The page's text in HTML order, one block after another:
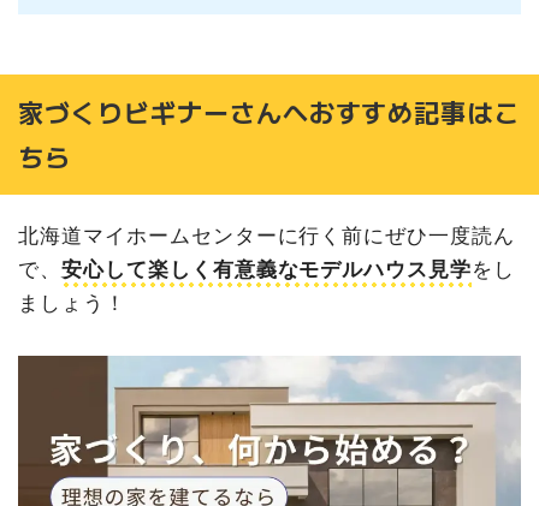
家づくりビギナーさんへおすすめ記事はこ
ちら
北海道マイホームセンターに行く前にぜひ一度読ん
で、 安心して楽しく有意義なモデルハウス見学をし
ましょう！